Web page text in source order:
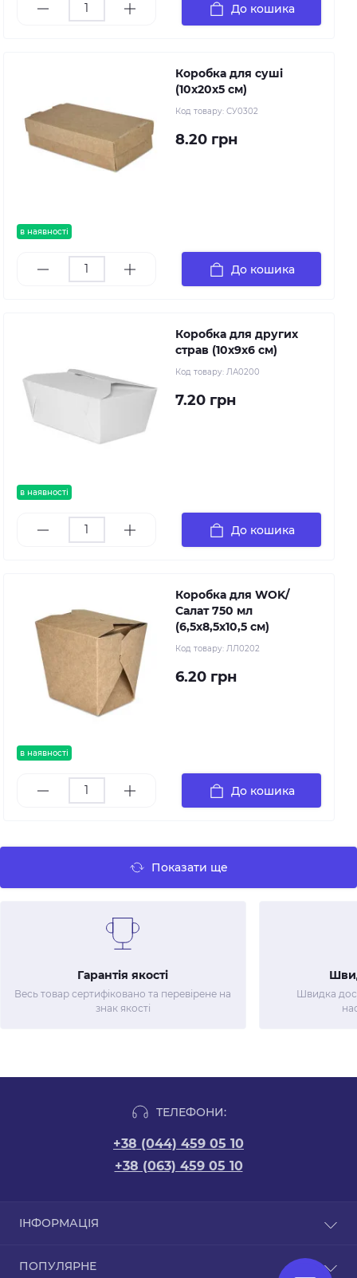
До кошика
в наявності
Коробка для суші
(10х20х5 см)
Код товару: СУ0302
8.20 грн
До кошика
в наявності
Коробка для других
страв (10х9х6 см)
Код товару: ЛА0200
7.20 грн
До кошика
в наявності
Коробка для WOK/
Салат 750 мл
(6,5х8,5х10,5 см)
Код товару: ЛЛ0202
6.20 грн
До кошика
Показати ще
Гарантія якості
Весь товар сертифіковано та перевірене на
знак якості
Швидка
ТЕЛЕФОНИ:
+38 (044) 459 05 10
+38 (063) 459 05 10
ІНФОРМАЦІЯ
Відгуки
ПОПУЛЯРНЕ